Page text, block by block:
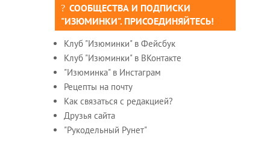
СООБЩЕСТВА И ПОДПИСКИ
"ИЗЮМИНКИ". ПРИСОЕДИНЯЙТЕСЬ!
Клуб "Изюминки" в Фейсбук
Клуб "Изюминки" в ВКонтакте
"Изюминка" в Инстаграм
Рецепты на почту
Как связаться с редакцией?
Друзья сайта
"Рукодельный Рунет"